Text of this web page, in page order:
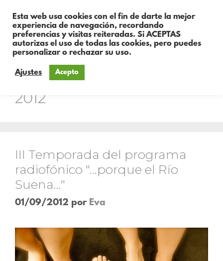
Día: 1 de septiembre de
2012
III Temporada del programa
radiofónico "…porque el Río
Suena…"
01/09/2012 por Eva
Esta web usa cookies con el fin de darte la mejor
experiencia de navegación, recordando
preferencias y visitas reiteradas. Si ACEPTAS
autorizas el uso de todas las cookies, pero puedes
personalizar o rechazar su uso.
Ajustes Acepto